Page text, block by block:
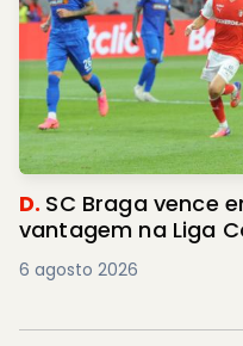
D. SC Braga vence
vantagem na Liga
6 agosto 2026